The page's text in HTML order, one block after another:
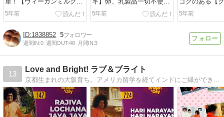
単！【ヴィーガンミルクパ
ン】
5年前
キ】卵、乳製品一切不使用
でもふんわり～しっとり！
5年前
コクのある【
タ】
5年前
1838852 5
週間IN:0 週間OUT:48 月間IN:3
13
Love and Bright! ラブ＆ブライト
京都生まれの大阪育ち。アメリカ留学を経てインドにご縁ができる。好奇心旺盛、ヒンドゥー教もかじるラクトベジタリアン。最近はボランティア映像翻訳に一日の大半を費やす日印ハーフのママブロガー。